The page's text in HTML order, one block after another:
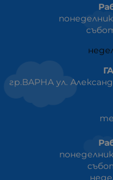
гр.ВАРНА ул.